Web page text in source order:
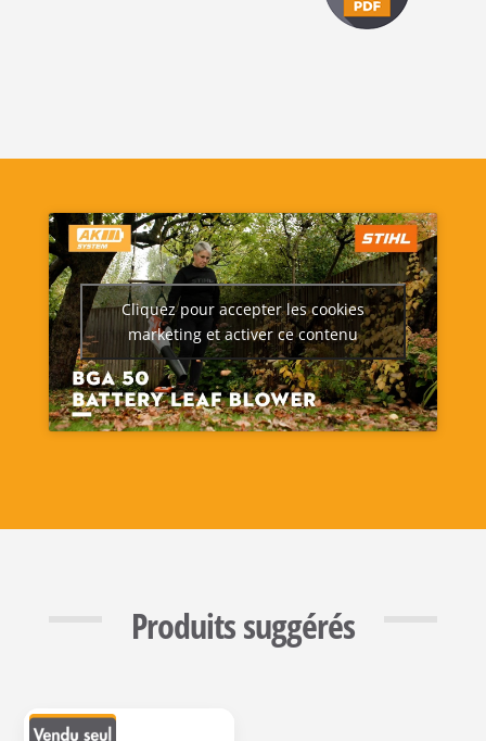
Cliquez pour accepter les cookies
marketing et activer ce contenu
Produits suggérés